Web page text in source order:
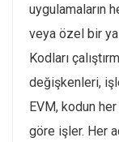
uygulamaların
veya özel bir
Kodları
değişkenleri,
EVM, kodun her
göre işler. Her